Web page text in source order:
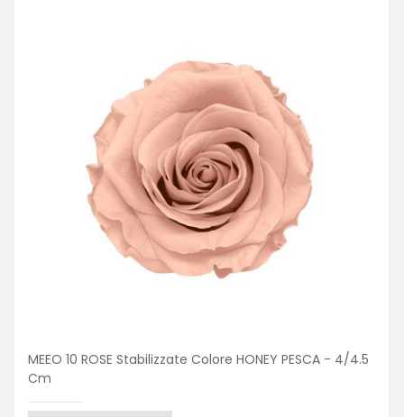
MEEO 10 ROSE Stabilizzate Colore HONEY PESCA - 4/4.5
Cm